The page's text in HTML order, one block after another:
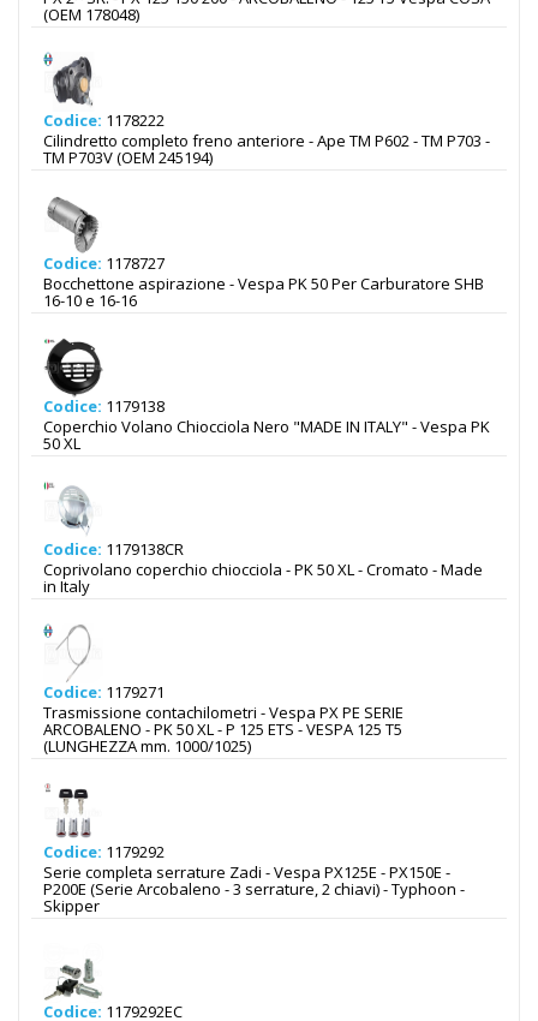
(OEM 178048)
Codice: 1178222
Cilindretto completo freno anteriore - Ape TM P602 - TM P703 -
TM P703V (OEM 245194)
Codice: 1178727
Bocchettone aspirazione - Vespa PK 50 Per Carburatore SHB
16-10 e 16-16
Codice: 1179138
Coperchio Volano Chiocciola Nero "MADE IN ITALY" - Vespa PK
50 XL
Codice: 1179138CR
Coprivolano coperchio chiocciola - PK 50 XL - Cromato - Made
in Italy
Codice: 1179271
Trasmissione contachilometri - Vespa PX PE SERIE
ARCOBALENO - PK 50 XL - P 125 ETS - VESPA 125 T5
(LUNGHEZZA mm. 1000/1025)
Codice: 1179292
Serie completa serrature Zadi - Vespa PX125E - PX150E -
P200E (Serie Arcobaleno - 3 serrature, 2 chiavi) - Typhoon -
Skipper
Codice: 1179292EC